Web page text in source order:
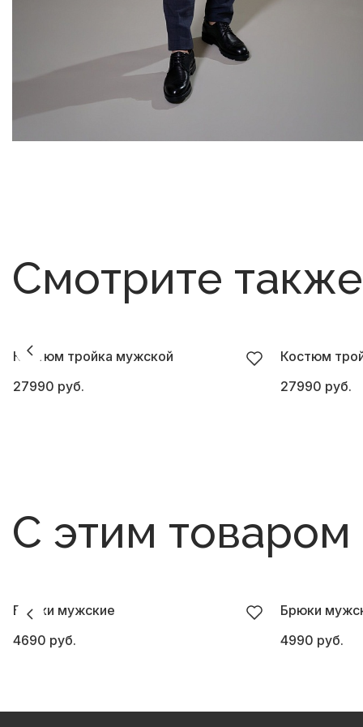
Смотрите также
Костюм тройка мужской
27990 руб.
Костюм
27990 руб.
С этим товаром
Брюки мужские
4690 руб.
Брюки
4990 руб.